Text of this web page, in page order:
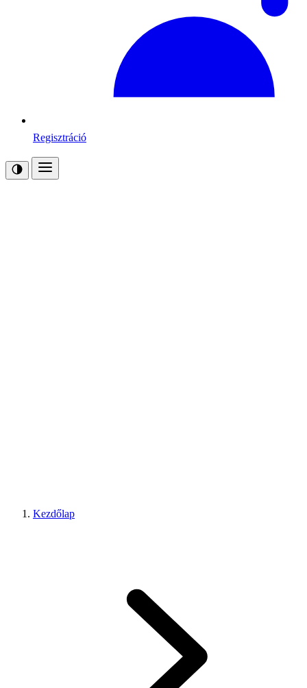
Regisztráció
Kezdőlap